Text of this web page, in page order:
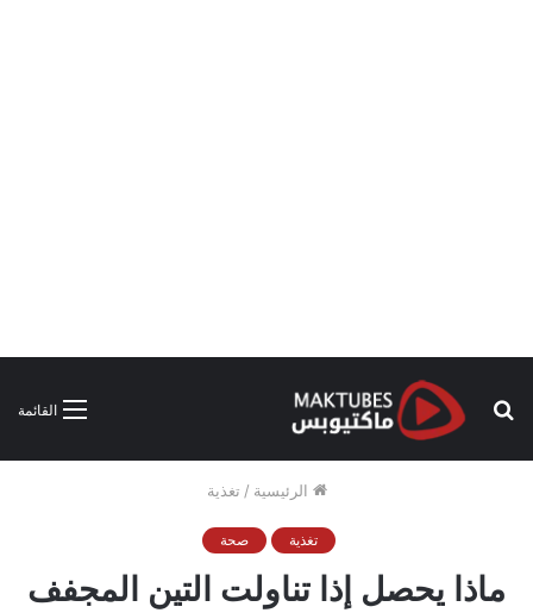
القائمة
بحث
الرئيسية / تغذية
تغذية صحة
ماذا يحصل إذا تناولت التين المجفف